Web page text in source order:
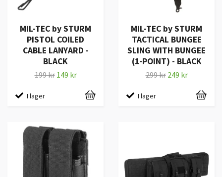
MIL-TEC by STURM
PISTOL COILED
CABLE LANYARD -
BLACK
199 kr 149 kr
I lager
MIL-TEC by STURM
TACTICAL BUNGEE
SLING WITH BUNGEE
(1-POINT) - BLACK
299 kr 249 kr
I lager